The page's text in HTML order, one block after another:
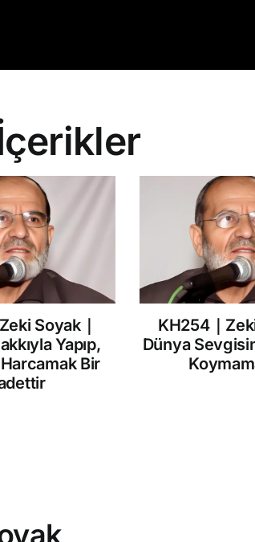
Soyak｜
Yapıp,
Bir
KH254｜
Dünya